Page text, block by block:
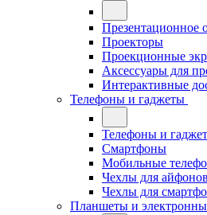
Презентационное
Проекторы
Проекционные
Аксессуары для
Интерактивные
Телефоны и гаджеты
Телефоны и
Смартфоны
Мобильные
Чехлы для айфонов
Чехлы для
Планшеты и